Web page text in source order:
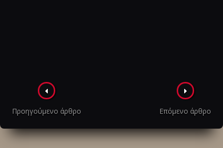
Πλοήγηση
στα
άρθρα
Προηγούμενο άρθρο Επόμενο άρθρο